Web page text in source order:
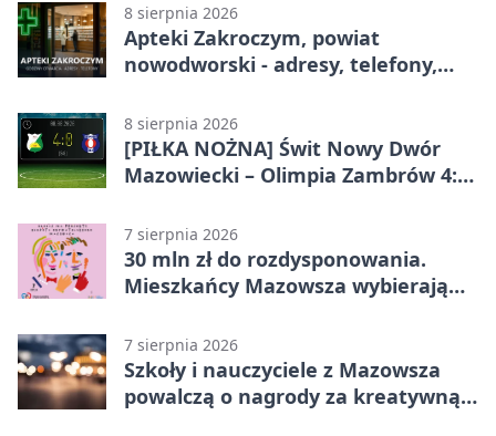
8 sierpnia 2026
Apteki Zakroczym, powiat
nowodworski - adresy, telefony,
8 sierpnia 2026
[PIŁKA NOŻNA] Świt Nowy Dwór
Mazowiecki – Olimpia Zambrów 4:0
Grupa 1 (Grupa I)
7 sierpnia 2026
30 mln zł do rozdysponowania.
Mieszkańcy Mazowsza wybierają
7 sierpnia 2026
Szkoły i nauczyciele z Mazowsza
powalczą o nagrody za kreatywną